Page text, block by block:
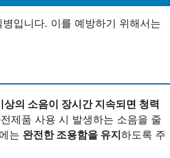
입니다. 이를 예방하기 위해서는
의 소음이 장시간 지속되면 청력
제품 사용 시 발생하는 소음을 줄
는 완전한 조용함을 유지하도록 주